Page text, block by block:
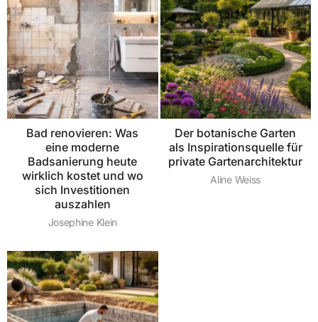
Bad renovieren: Was
eine moderne
Badsanierung heute
wirklich kostet und wo
sich Investitionen
auszahlen
Josephine Klein
Der botanische Garten
als Inspirationsquelle für
private Gartenarchitektur
Aline Weiss